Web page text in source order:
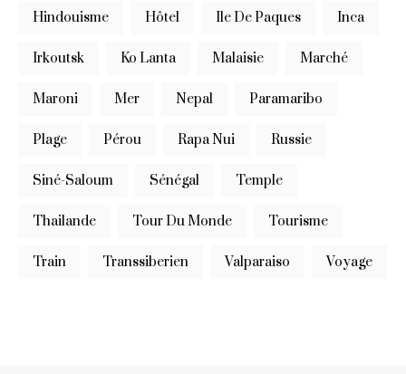
Hindouisme Hôtel Ile De Paques Inca
Irkoutsk Ko Lanta Malaisie Marché
Maroni Mer Nepal Paramaribo
Plage Pérou Rapa Nui Russie
Siné-Saloum Sénégal Temple
Thailande Tour Du Monde Tourisme
Train Transsiberien Valparaiso Voyage